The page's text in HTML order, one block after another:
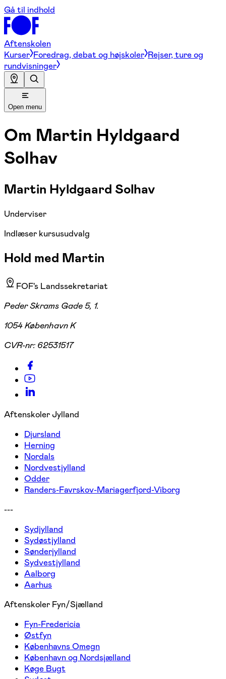
Gå til indhold
Aftenskolen
Kurser Foredrag, debat og højskoler Rejser, ture og
rundvisninger
Open menu
Om Martin Hyldgaard
Solhav
Martin Hyldgaard Solhav
Underviser
Indlæser kursusudvalg
Hold med Martin
FOF's Landssekretariat
Peder Skrams Gade 5, 1.
1054 København K
CVR-nr: 62531517
Aftenskoler Jylland
Djursland
Herning
Nordals
Nordvestjylland
Odder
Randers-Favrskov-Mariagerfjord-Viborg
---
Sydjylland
Sydøstjylland
Sønderjylland
Sydvestjylland
Aalborg
Aarhus
Aftenskoler Fyn/Sjælland
Fyn-Fredericia
Østfyn
Københavns Omegn
København og Nordsjælland
Køge Bugt